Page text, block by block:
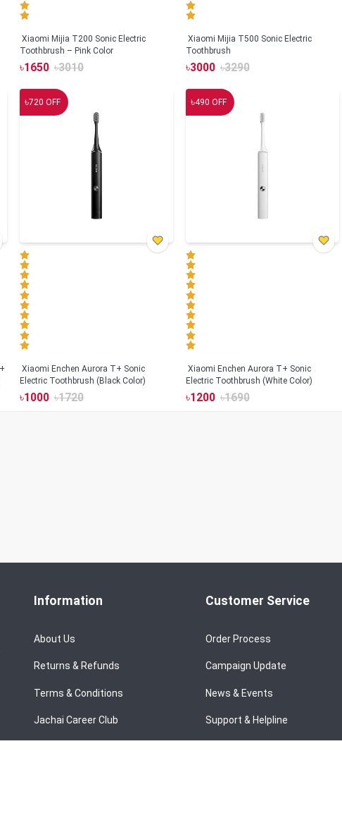
Xiaomi Mijia T200 Sonic Electric
Toothbrush – Pink Color
৳1650 ৳3010
Xiaomi Mijia T500 Sonic Electric
Toothbrush
৳3000 ৳3290
৳720 OFF
Xiaomi Enchen Aurora T+ Sonic
Electric Toothbrush (Black Color)
৳1000 ৳1720
৳490 OFF
Xiaomi Enchen Aurora T+ Sonic
Electric Toothbrush (White Color)
৳1200 ৳1690
Information
About Us
Returns & Refunds
Terms & Conditions
Jachai Career Club
Customer Service
Order Process
Campaign Update
News & Events
Support & Helpline